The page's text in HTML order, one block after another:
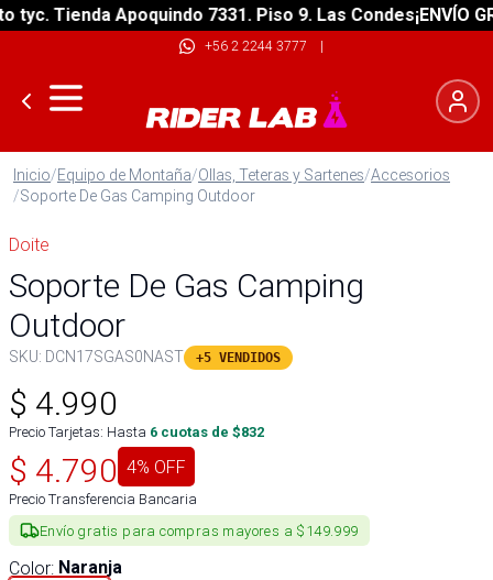
Tienda Apoquindo 7331. Piso 9. Las Condes¡ENVÍO
+56 2 2244 3777 |
Inicio/Equipo de Montaña/Ollas, Teteras y Sartenes/Accesorios
/Soporte De Gas Camping Outdoor
Doite
Soporte De Gas Camping
Outdoor
SKU: DCN17SGAS0NAST +5 VENDIDOS
$ 4.990
Precio Tarjetas: Hasta 6 cuotas de $832
$ 4.790 4% OFF
Precio Transferencia Bancaria
Envío gratis para compras mayores a $149.999
Color: Naranja